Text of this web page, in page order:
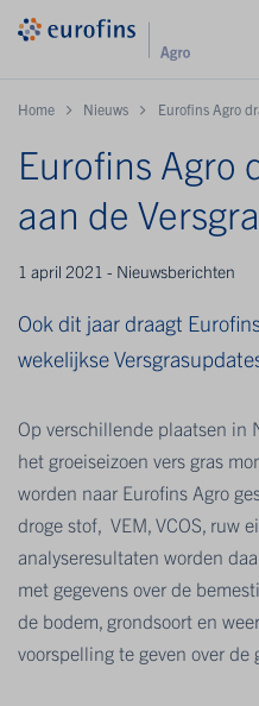
Home Nieuws Eurofins Agro
Eurofins Agro
aan de
1 april 2021 - Nieuwsberichten
Ook dit jaar draagt
wekelijkse
Op verschillende plaatsen in
het groeiseizoen vers gras
worden naar Eurofins Agro
droge stof, VEM, VCOS, ruw
analyseresultaten worden
met gegevens over de
de bodem, grondsoort en
voorspelling te geven over de